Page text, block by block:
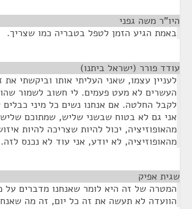
היו"ר משה גפני
באמת הגיע הזמן לטפל בטבריה כמו שצריך.
עודד פורר (ישראל ביתנו)
לעניין עצמו, שאני העליתי אותו וביקשתי
העשרים לא מעט פעמים. לי חשוב לשמור
לקבל החלטה. אם אנחנו נשים כל מיני
אני גם לא בטוח שבשני שליש, שמתוכם שליש
מהאופוזיציה, יכול להיות שצריכה להיות
מהאופוזיציה, לא יודע, אני עוד לא נכנס לזה.
שגית אפיק
המטרה של זה היא לומר שאנחנו מדברים על
הוועדה לא תעשה את זה כל יום, זה מה